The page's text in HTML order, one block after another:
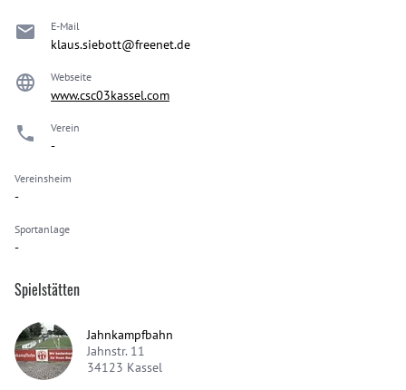
E-Mail
klaus.siebott@freenet.de
Webseite
www.csc03kassel.com
Verein
-
Vereinsheim
-
Sportanlage
-
Spielstätten
Jahnkampfbahn
Jahnstr. 11
34123 Kassel